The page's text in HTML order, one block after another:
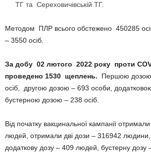
ТГ та Сереховичівській ТГ.
Методом ПЛР всього обстежено 450285
– 3550 осіб.
За добу 02 лютого 2022 року проти
проведено 1530 щеплень. Першою
осіб, другою дозою – 693 особи,
бустерною дозою – 238 осіб.
Від початку вакцинальної кампанії
людей, отримали дві дози – 316942
додаткову дозу – 409 людей, бустерну дозу